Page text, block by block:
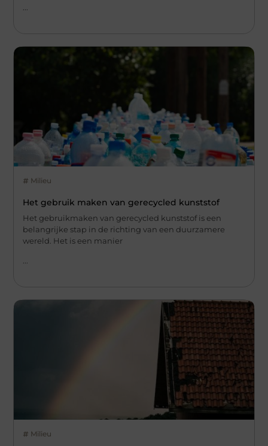
Milieu
Het gebruik maken van gerecycled kunststof
Het gebruikmaken van gerecycled kunststof is een
belangrijke stap in de richting van een duurzamere
wereld. Het is een manier
...
Milieu